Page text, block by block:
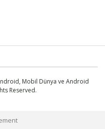
Mobil Dünya ve Android
Reserved.